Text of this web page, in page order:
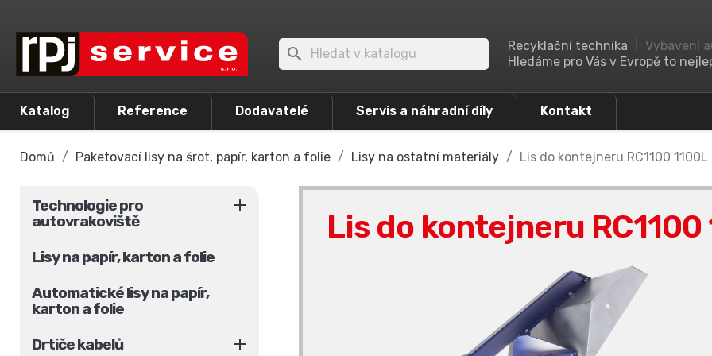
 Recyklační technika Vybavení
Hledáme pro Vás v Evropě to
Katalog Reference Dodavatelé Servis a náhradní díly Kontakt
Domů Paketovací lisy na šrot, papír, karton a folie Lisy na ostatní materiály Lis do kontejneru RC1100 1100L
Technologie pro
autovrakoviště

Lisy na papír, karton a folie
Automatické lisy na papír,
karton a folie
Drtiče kabelů

Lis do kontejneru RC1100